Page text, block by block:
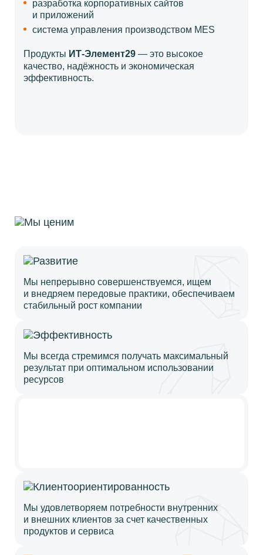
разработка корпоративных сайтов
и приложений
система управления производством MES
Продукты ИТ-Элемент29 — это высокое
качество, надёжность и экономическая
эффективность.
Мы непрерывно совершенствуемся, ищем
и внедряем передовые практики, обеспечиваем
стабильный рост компании
Мы всегда стремимся получать максимальный
результат при оптимальном использовании
ресурсов
Мы удовлетворяем потребности внутренних
и внешних клиентов за счет качественных
продуктов и сервиса